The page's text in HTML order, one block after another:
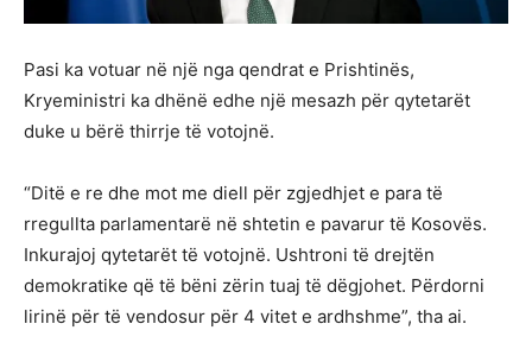
Pasi ka votuar në një nga qendrat e Prishtinës,
Kryeministri ka dhënë edhe një mesazh për qytetarët
duke u bërë thirrje të votojnë.
“Ditë e re dhe mot me diell për zgjedhjet e para të
rregullta parlamentarë në shtetin e pavarur të Kosovës.
Inkurajoj qytetarët të votojnë. Ushtroni të drejtën
demokratike që të bëni zërin tuaj të dëgjohet. Përdorni
lirinë për të vendosur për 4 vitet e ardhshme”, tha ai.